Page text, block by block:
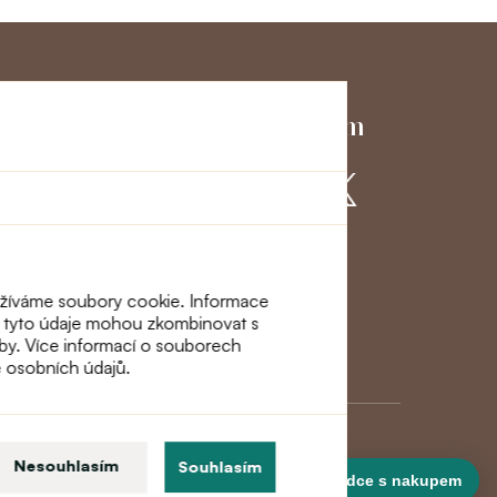
soubory cookie. Informace
tyto údaje mohou zkombinovat s
Více informací o souborech
osobních údajů.
Nesouhlasím Souhlasím
Přidejte se k nám
Poradce s nakupem